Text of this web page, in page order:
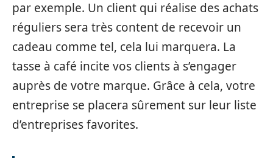
par exemple. Un client qui réalise des achats
réguliers sera très content de recevoir un
cadeau comme tel, cela lui marquera. La
tasse à café incite vos clients à s’engager
auprès de votre marque. Grâce à cela, votre
entreprise se placera sûrement sur leur liste
d’entreprises favorites.